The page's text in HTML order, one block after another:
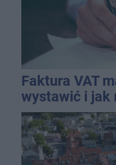
Faktura VAT
wystawić i jak